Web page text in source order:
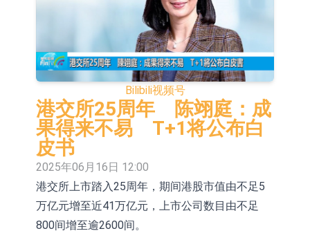
2026年8月12日透过重开进行投标
5年期港元特区政府机构债券将于
2026年8月12日透过重开进行投标
1年期港元隔夜平均指数挂钩债券将
于2026年8月12日进行投标
香港证监会就中国糖果前高管的失当
行为取得13年取消资格令
【异动股】港股跌幅榜前十，融信中
国(03301.HK)跌38.98%，德信服务集
团(02215.HK)跌35.71%
【异动股】港股涨幅榜前十，生物系
统工程股权(02902.HK)涨+218.75%，
敏捷控股(00186.HK)涨+82.50%
地纬智能：暂未开展对外的语料商业
化服务
嘉立创：公司主要提供EDA/CAM、
PCB、电子元器件等电子及机械产业
工信部：鼓励民爆企业依法依规实施
Bilibili视频号
港交所25周年 陈翊庭：成
果得来不易 T+1将公布白
皮书
2025年06月16日 12:00
港交所上市踏入25周年，期间港股市值由不足5
万亿元增至近41万亿元，上市公司数目由不足
800间增至逾2600间。